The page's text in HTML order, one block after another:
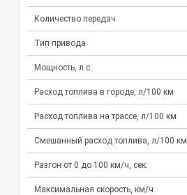
Количество передач
Тип привода
Мощность, л.с
Расход топлива в городе, л/100 км
Расход топлива на трассе, л/100 км
Смешанный расход топлива, л/100 км
Разгон от 0 до 100 км/ч, сек.
Максимальная скорость, км/ч